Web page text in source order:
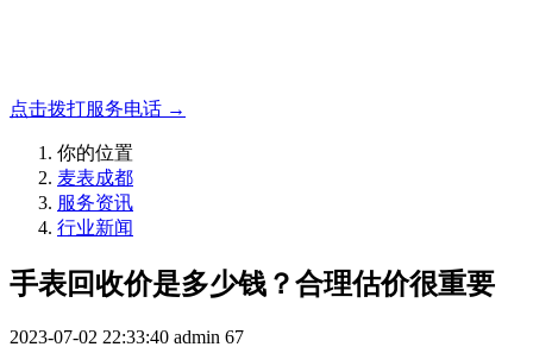
点击拨打服务电话 →
你的位置
麦表成都
服务资讯
行业新闻
手表回收价是多少钱？合理估价很重要
2023-07-02 22:33:40 admin 67